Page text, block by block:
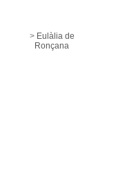
Eulàlia de
Ronçana